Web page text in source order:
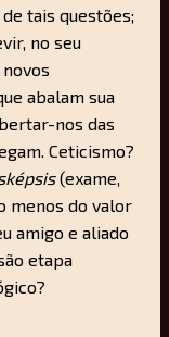
tais questões;
no seu
abalam sua
nos das
Ceticismo?
sképsis(exame,
menos do valor
amigo e aliado
etapa